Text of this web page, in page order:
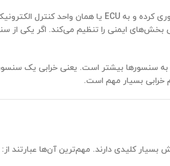
ایمنی را تنظیم می‌کند. اگر یکی از
سنسورها بیشتر است. یعنی خرابی یک
بسیار مهم است.
کلیدی دارند. مهم‌ترین آن‌ها عبارتند از: